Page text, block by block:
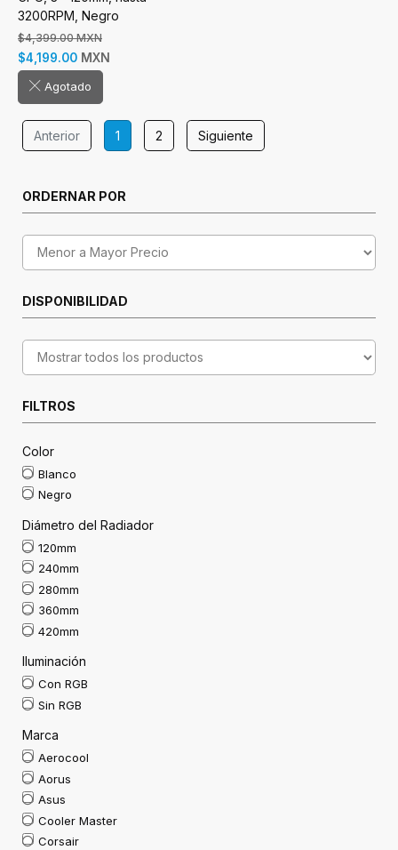
3200RPM, Negro
$4,399.00 MXN
$4,199.00 MXN
Agotado
Anterior 1 2 Siguiente
ORDERNAR POR
DISPONIBILIDAD
FILTROS
Color
Blanco
Negro
Diámetro del Radiador
120mm
240mm
280mm
360mm
420mm
Iluminación
Con RGB
Sin RGB
Marca
Aerocool
Aorus
Asus
Cooler Master
Corsair